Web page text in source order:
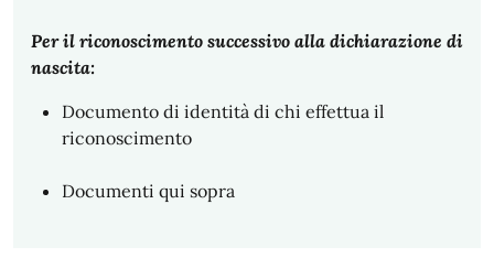
Per il riconoscimento successivo alla dichiarazione di
nascita:
Documento di identità di chi effettua il
riconoscimento
Documenti qui sopra